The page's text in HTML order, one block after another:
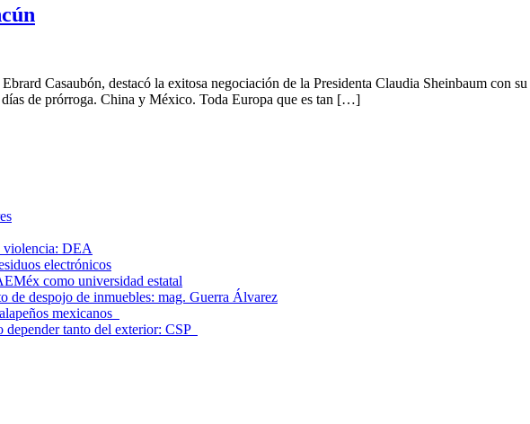
Casaubón, destacó la exitosa negociación de la Presidenta Claudia Sheinbaum con su
de prórroga. China y México. Toda Europa que es tan […]
violencia: DEA
electrónicos
como universidad estatal
de despojo de inmuebles: mag. Guerra Álvarez
mexicanos
depender tanto del exterior: CSP